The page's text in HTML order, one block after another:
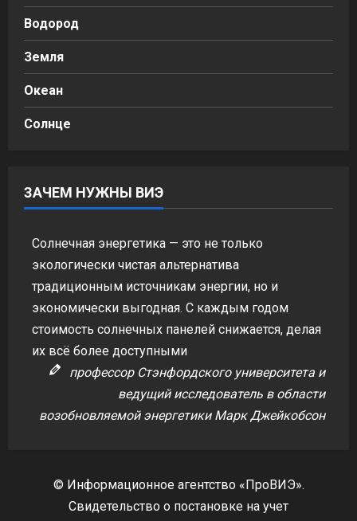
Водород
Земля
Океан
Солнце
ЗАЧЕМ НУЖНЫ ВИЭ
Солнечная энергетика — это не только
экологически чистая альтернатива
традиционным источникам энергии, но и
экономически выгодная. С каждым годом
стоимость солнечных панелей снижается, делая
их всё более доступными
профессор Стэнфордского университета и
ведущий исследователь в области
возобновляемой энергетики Марк Джейкобсон
© Информационное агентство «ПроВИЭ».
Свидетельство о постановке на учет